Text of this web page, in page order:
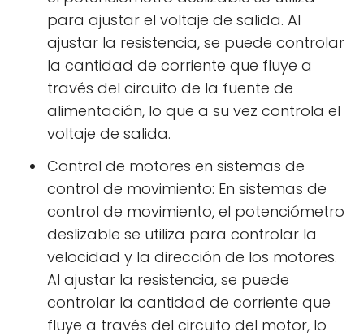
para ajustar el voltaje de salida. Al
ajustar la resistencia, se puede controlar
la cantidad de corriente que fluye a
través del circuito de la fuente de
alimentación, lo que a su vez controla el
voltaje de salida.
Control de motores en sistemas de
control de movimiento: En sistemas de
control de movimiento, el potenciómetro
deslizable se utiliza para controlar la
velocidad y la dirección de los motores.
Al ajustar la resistencia, se puede
controlar la cantidad de corriente que
fluye a través del circuito del motor, lo